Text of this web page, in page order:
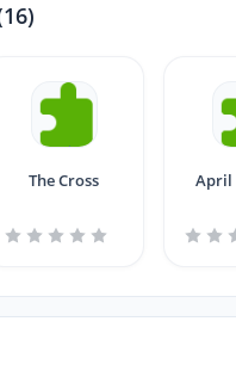
The Cross April